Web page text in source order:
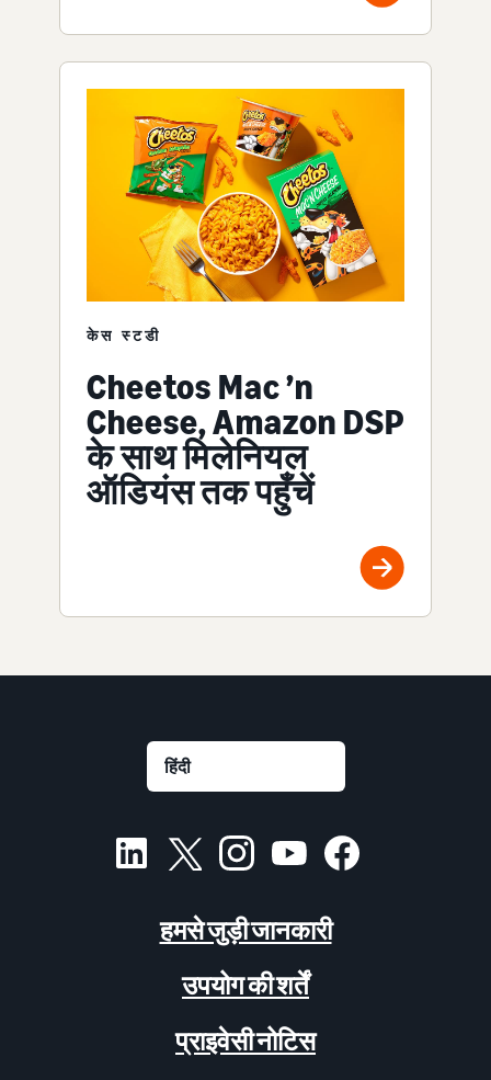
केस स्टडी
Cheetos Mac ’n
Cheese, Amazon DSP
के साथ मिलेनियल
ऑडियंस तक पहुँचें
हमसे जुड़ी जानकारी
उपयोग की शर्तें
प्राइवेसी नोटिस